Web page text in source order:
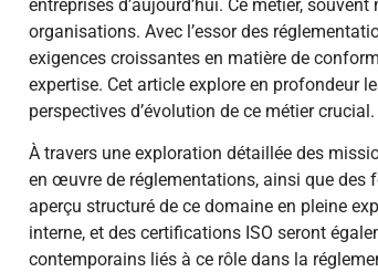
entreprises d’aujourd’hui. Ce métier,
organisations. Avec l’essor des
exigences croissantes en matière de
expertise. Cet article explore en profondeur
perspectives d’évolution de ce métier crucial.
À travers une exploration détaillée des
en œuvre de réglementations, ainsi que
aperçu structuré de ce domaine en pleine
interne, et des certifications ISO seront
contemporains liés à ce rôle dans la